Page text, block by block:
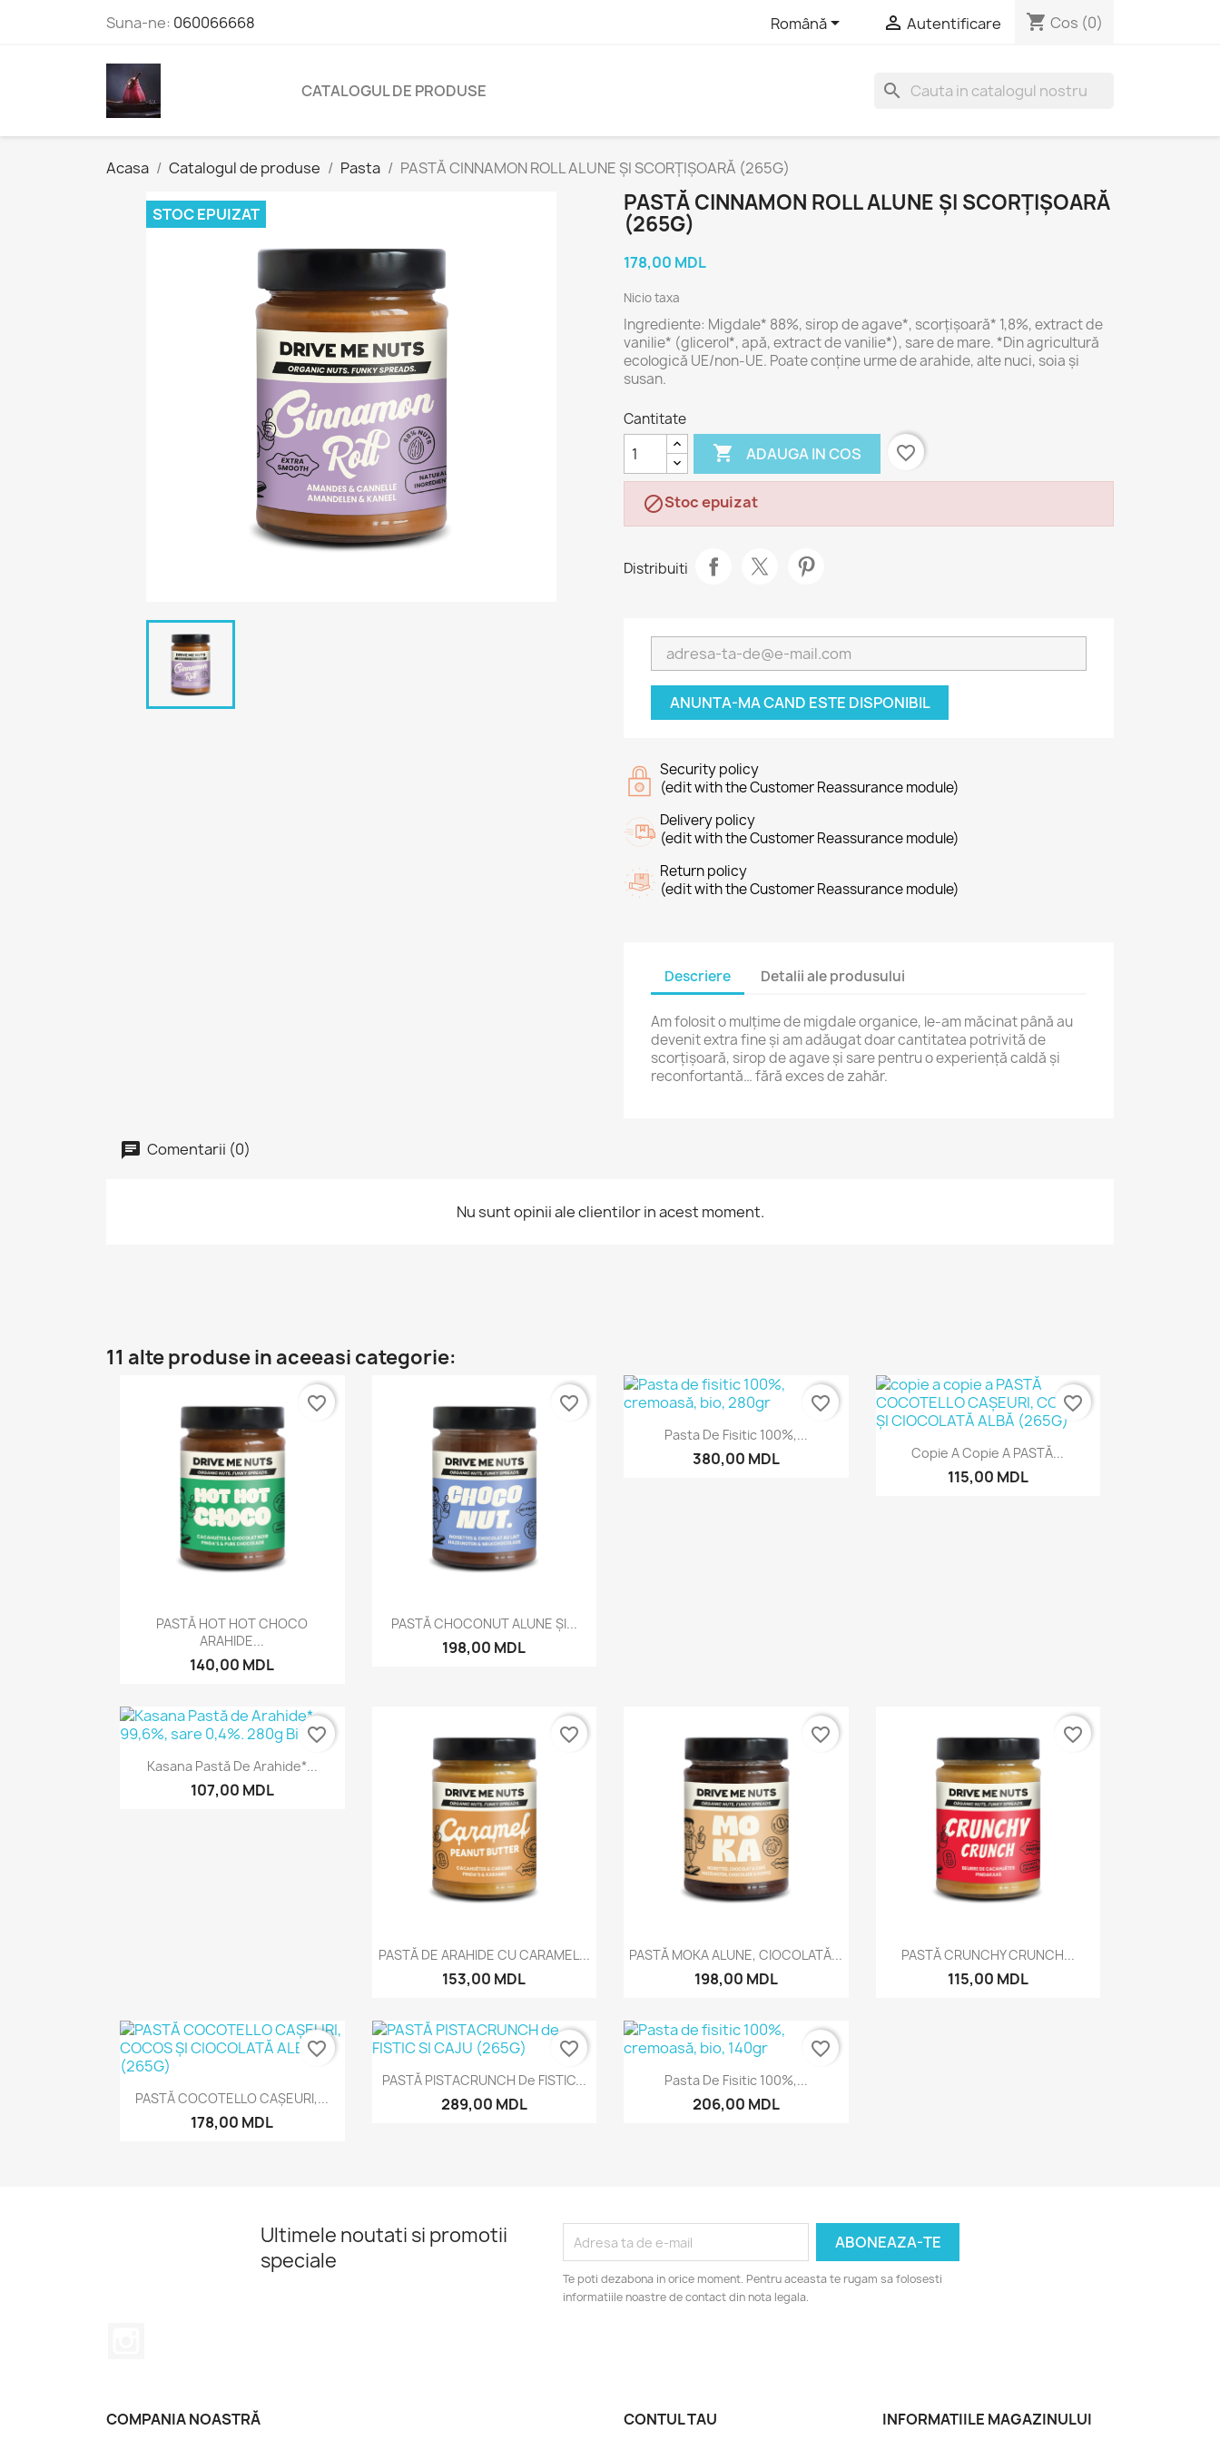
Suna-ne: 060066668 Română  Autentificare shopping_cart Cos (0)
CATALOGUL DE PRODUSE search
Acasa Catalogul de produse Pasta PASTĂ CINNAMON ROLL ALUNE ȘI SCORȚIȘOARĂ (265G)
STOC EPUIZAT
PASTĂ CINNAMON ROLL ALUNE ȘI SCORȚIȘOARĂ
(265G)
178,00 MDL
Nicio taxa
Ingrediente: Migdale* 88%, siropdeagave*, scorțișoară* 1,8%,extractde
vanilie* (glicerol*,apă,extractdevanilie*), saredemare. *Dinagricultură
ecologică UE/non-UE. Poateconțineurmedearahide,altenuci, soia și
susan.
Cantitate
 ADAUGA IN COS favorite_border
Stoc epuizat
Distribuiti
ANUNTA-MA CAND ESTE DISPONIBIL
Security policy
(edit with the Customer Reassurance module)
Delivery policy
(edit with the Customer Reassurance module)
Return policy
(edit with the Customer Reassurance module)
Descriere Detalii ale produsului
Amfolositomulțimedemigdaleorganice, le-ammăcinatpânăau
devenitextrafineșiamadăugatdoarcantitatea potrivităde
scorțișoară, siropdeagaveși sarepentruoexperiențăcaldă și
reconfortantă…fărăexcesdezahăr.
Comentarii (0)
Nu sunt opinii ale clientilor in acest moment.
11 alte produse in aceeasi categorie:
Vizualizare rapida
PASTĂ HOT HOT CHOCO
ARAHIDE...
140,00 MDL
favorite_border
Vizualizare rapida
PASTĂ CHOCONUT ALUNE ȘI...
198,00 MDL
favorite_border
Vizualizare rapida
Pasta De Fisitic 100%,...
380,00 MDL
favorite_border
Vizualizare rapida
Copie A Copie A PASTĂ...
115,00 MDL
favorite_border
Vizualizare rapida
Kasana Pastă De Arahide*...
107,00 MDL
favorite_border
Vizualizare rapida
PASTĂ DE ARAHIDE CU CARAMEL...
153,00 MDL
favorite_border
Vizualizare rapida
PASTĂ MOKA ALUNE, CIOCOLATĂ...
198,00 MDL
favorite_border
Vizualizare rapida
PASTĂ CRUNCHY CRUNCH...
115,00 MDL
favorite_border
Vizualizare rapida
PASTĂ COCOTELLO CAȘEURI,...
178,00 MDL
favorite_border
Vizualizare rapida
PASTĂ PISTACRUNCH De FISTIC...
289,00 MDL
favorite_border
Vizualizare rapida
Pasta De Fisitic 100%,...
206,00 MDL
favorite_border
Ultimele noutati si promotii
speciale
Te poti dezabona in orice moment. Pentru aceasta te rugam sa folosesti
informatiile noastre de contact din nota legala.
COMPANIA NOASTRĂ CONTUL TAU INFORMATIILE MAGAZINULUI